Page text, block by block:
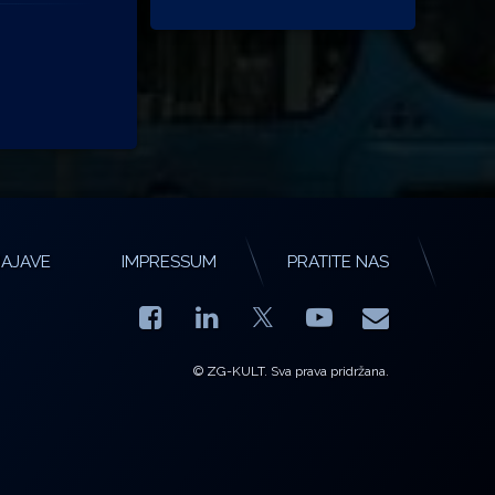
IMPRESSUM PRATITE NAS
Facebook
LinkedIn YouTube
E-mail
© ZG-KULT. Sva prava pridržana.